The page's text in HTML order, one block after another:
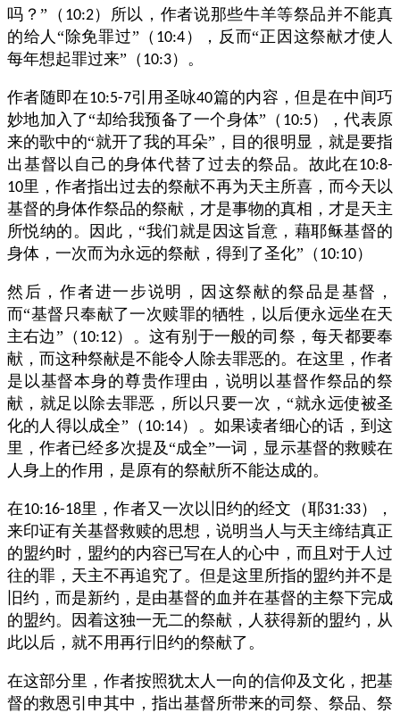
吗？”（ 10:2）所以，作者说那些牛羊等祭品并不能真
的给人“除免罪过”（ 10:4），反而“正因这祭献才使人
每年想起罪过来”（ 10:3）。
作者随即在10:5-7引用圣咏40篇的内容，但是在中间巧
妙地加入了“却给我预备了一个身体”（ 10:5 ），代表原
来的歌中的“就开了我的耳朵”，目的很明显，就是要指
出基督以自己的身体代替了过去的祭品。故此在10:8-
10里，作者指出过去的祭献不再为天主所喜，而今天以
基督的身体作祭品的祭献，才是事物的真相，才是天主
所悦纳的。因此，“我们就是因这旨意，藉耶稣基督的
身体，一次而为永远的祭献，得到了圣化”（ 10:10）
然后，作者进一步说明，因这祭献的祭品是基督，
而“基督只奉献了一次赎罪的牺牲，以后便永远坐在天
主右边”（ 10:12）。这有别于一般的司祭，每天都要奉
献，而这种祭献是不能令人除去罪恶的。在这里，作者
是以基督本身的尊贵作理由，说明以基督作祭品的祭
献，就足以除去罪恶，所以只要一次，“就永远使被圣
化的人得以成全”（ 10:14）。如果读者细心的话，到这
里，作者已经多次提及“成全”一词，显示基督的救赎在
人身上的作用，是原有的祭献所不能达成的。
在10:16-18里，作者又一次以旧约的经文（耶31:33），
来印证有关基督救赎的思想，说明当人与天主缔结真正
的盟约时，盟约的内容已写在人的心中，而且对于人过
往的罪，天主不再追究了。但是这里所指的盟约并不是
旧约，而是新约，是由基督的血并在基督的主祭下完成
的盟约。因着这独一无二的祭献，人获得新的盟约，从
此以后，就不用再行旧约的祭献了。
在这部分里，作者按照犹太人一向的信仰及文化，把基
督的救恩引申其中，指出基督所带来的司祭、祭品、祭